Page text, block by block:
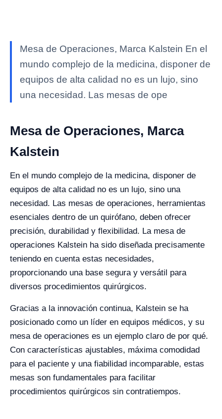
Mesa de Operaciones, Marca Kalstein En el
mundo complejo de la medicina, disponer de
equipos de alta calidad no es un lujo, sino
una necesidad. Las mesas de ope
Mesa de Operaciones, Marca
Kalstein
En el mundo complejo de la medicina, disponer de
equipos de alta calidad no es un lujo, sino una
necesidad. Las mesas de operaciones, herramientas
esenciales dentro de un quirófano, deben ofrecer
precisión, durabilidad y flexibilidad. La mesa de
operaciones Kalstein ha sido diseñada precisamente
teniendo en cuenta estas necesidades,
proporcionando una base segura y versátil para
diversos procedimientos quirúrgicos.
Gracias a la innovación continua, Kalstein se ha
posicionado como un líder en equipos médicos, y su
mesa de operaciones es un ejemplo claro de por qué.
Con características ajustables, máxima comodidad
para el paciente y una fiabilidad incomparable, estas
mesas son fundamentales para facilitar
procedimientos quirúrgicos sin contratiempos.